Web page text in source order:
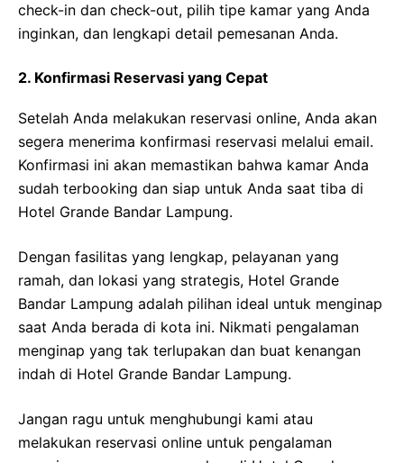
check-in dan check-out, pilih tipe kamar yang Anda
inginkan, dan lengkapi detail pemesanan Anda.
2. Konfirmasi Reservasi yang Cepat
Setelah Anda melakukan reservasi online, Anda akan
segera menerima konfirmasi reservasi melalui email.
Konfirmasi ini akan memastikan bahwa kamar Anda
sudah terbooking dan siap untuk Anda saat tiba di
Hotel Grande Bandar Lampung.
Dengan fasilitas yang lengkap, pelayanan yang
ramah, dan lokasi yang strategis, Hotel Grande
Bandar Lampung adalah pilihan ideal untuk menginap
saat Anda berada di kota ini. Nikmati pengalaman
menginap yang tak terlupakan dan buat kenangan
indah di Hotel Grande Bandar Lampung.
Jangan ragu untuk menghubungi kami atau
melakukan reservasi online untuk pengalaman